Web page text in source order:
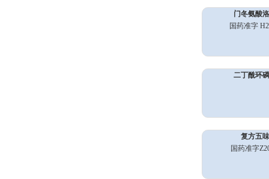
门冬氨酸
国药准字
二丁酰环
复方五
国药准字